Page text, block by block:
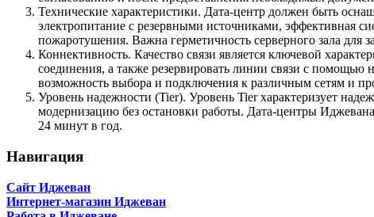
Технические характеристики. Дата-центр должен быть
электропитание с резервными источниками, эффективная
пожаротушения. Важна герметичность серверного зала для
Коннективность. Качество связи является ключевой
соединения, а также резервировать линии связи с помощью
возможность выбора и подключения к различным сетям и
Уровень надежности (Tier). Уровень Tier характеризует
модернизацию без остановки работы. Дата-центры
24 минут в год.
Навигация
Сайт Иджеван
Интернет-магазин Иджеван